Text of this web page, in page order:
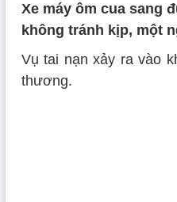
Xe máy ôm cua sang
không tránh kịp, một
Vụ tai nạn xảy ra vào
thương.